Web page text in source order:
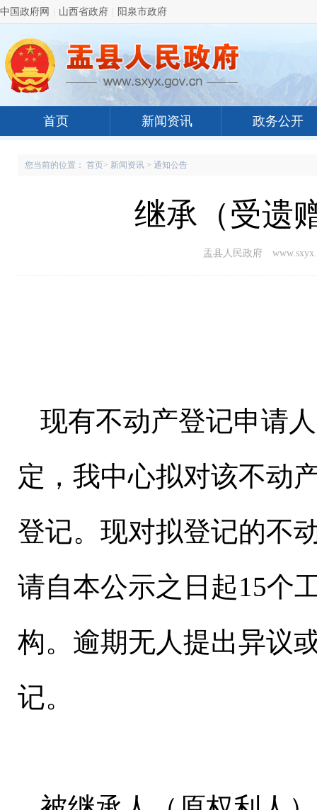
中国政府网 山西省政府 阳泉市政府
首页 新闻资讯 政务公开
您当前的位置： 首页> 新闻资讯 > 通知公告
继承（受遗
盂县人民政府
现有不动产登记申请
定，我中心拟对该不动
登记。现对拟登记的不
请自本公示之日起15个
构。逾期无人提出异议
记。